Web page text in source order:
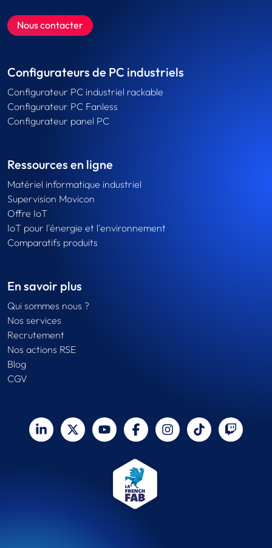
Nous contacter
Configurateurs de PC industriels
Configurateur PC industriel rackable
Configurateur PC Fanless
Configurateur panel PC
Ressources en ligne
Matériel informatique industriel
Supervision Movicon
Offre IoT
IoT pour l'énergie et l'environnement
Comparatifs produits
En savoir plus
Qui sommes nous ?
Nos services
Recrutement
Nos actions RSE
Blog
CGV